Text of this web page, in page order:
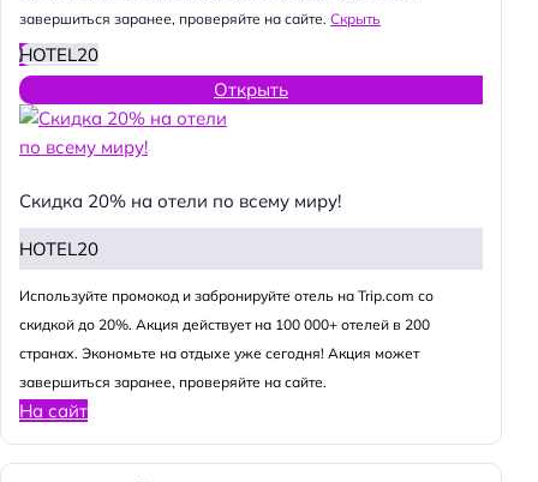
завершиться заранее, проверяйте на сайте. Скрыть
HOTEL20
Открыть
Скидка 20% на отели по всему миру!
HOTEL20
Используйте промокод и забронируйте отель на Trip.com со
скидкой до 20%. Акция действует на 100 000+ отелей в 200
странах. Экономьте на отдыхе уже сегодня! Акция может
завершиться заранее, проверяйте на сайте.
На сайт